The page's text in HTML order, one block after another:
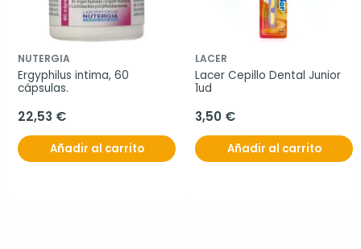
NUTERGIA
Ergyphilus intima, 60
cápsulas.
22,53 €
Añadir al carrito
LACER
Lacer Cepillo Dental Junior
1ud
3,50 €
Añadir al carrito